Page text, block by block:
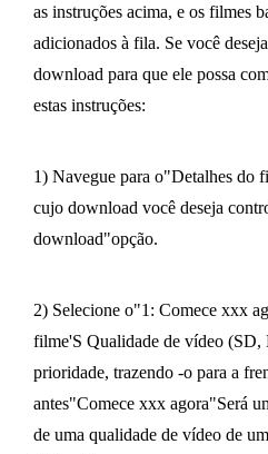
as instruções acima, e os filmes
adicionados à fila. Se você
download para que ele possa
estas instruções:
1) Navegue para o"Detalhes do
cujo download você deseja
download"opção.
2) Selecione o"1: Comece xxx
filme'S Qualidade de vídeo
prioridade, trazendo -o para a
antes"Comece xxx agora"Será
de uma qualidade de vídeo de